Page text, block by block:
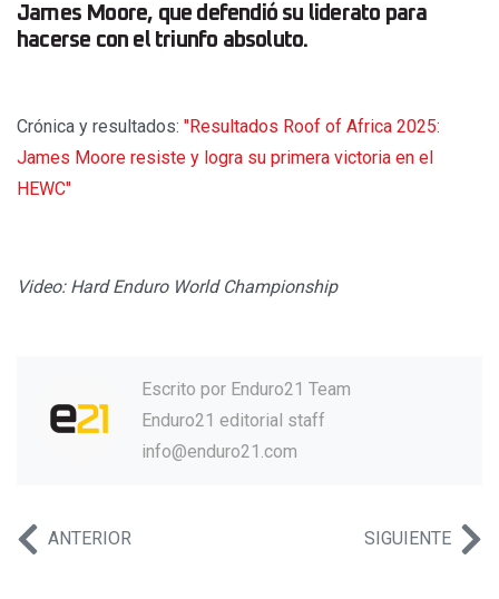
James Moore, que defendió su liderato para
hacerse con el triunfo absoluto.
Crónica y resultados: "Resultados Roof of Africa 2025:
James Moore resiste y logra su primera victoria en el
HEWC"
Video: Hard Enduro World Championship
Escrito por Enduro21 Team
Enduro21 editorial staff
info@enduro21.com
ANTERIOR SIGUIENTE